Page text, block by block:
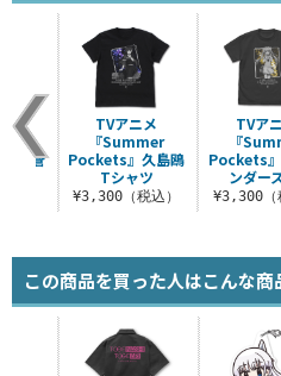
TVア
『
Pockets
ンダー
¥3,300（
門蒼
TVアニメ
『Summer
Pockets』久島鴎
Tシャツ
¥3,300（税込）
この商品を買った人はこんな